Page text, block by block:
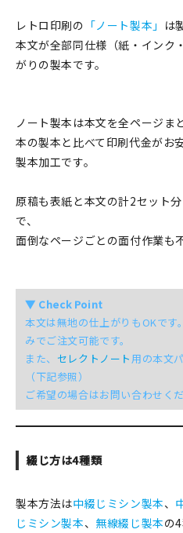
在庫限り
読みもの
ギャラリー
マイアカウント
カートを見る
お買い物ガイド
よくある質問
お問い合わせ
レトロ印刷の 「ノート製本」 は
本文が全部同仕様（紙・インク
がりの製本です。
ノート製本は本文を全ページま
本の製本と比べて印刷代金がお
製本加工です。
原稿も表紙と本文の計2セット
で、
面倒なページごとの面付作業も
▼ Check Point
本文は無地の仕上がりもOKです
みでご注文可能です。
また、 セレクトノート 用の本文
（下記参照）
ご希望の場合はお問い合わせくだ
綴じ方は4種類
製本方法は中綴じミシン製本、
じミシン製本、 無線綴じ製本の4